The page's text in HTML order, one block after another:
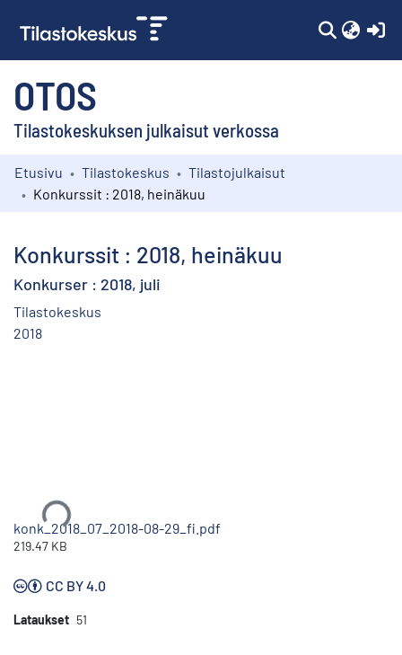
OTOS
Tilastokeskuksen julkaisut verkossa
Kokoelmat
Etusivu Tilastokeskus
Tilastojulkaisut
Konkurssit : 2018, heinäkuu
Konkurssit : 2018, heinäkuu
Konkurser : 2018, juli
Tilastokeskus
2018
Ladataan...
konk_2018_07_2018-08-29_fi.pdf
219.47 KB
CC BY 4.0
Lataukset 51